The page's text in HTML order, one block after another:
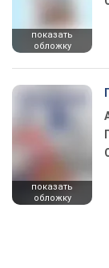
показать
обложку
показать
обложку